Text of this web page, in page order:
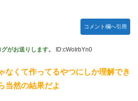
コメント欄へ引用
がお送りします。 ID:cWoIrbYn0
なくて作ってるやつにしか理解でき
当然の結果だよ